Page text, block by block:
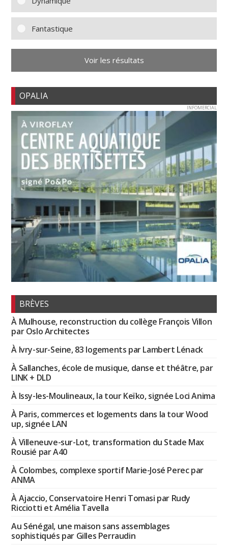
Fantastique
Voir les résultats
OPALIA
INFOMERCIAL
BRÈVES
À Mulhouse, reconstruction du collège François Villon
par Oslo Architectes
À Ivry-sur-Seine, 83 logements par Lambert Lénack
À Sallanches, école de musique, danse et théâtre, par
LINK + DLD
À Issy-les-Moulineaux, la tour Keïko, signée Loci Anima
À Paris, commerces et logements dans la tour Wood
up, signée LAN
À Villeneuve-sur-Lot, transformation du Stade Max
Rousié par A40
À Colombes, complexe sportif Marie-José Perec par
ANMA
À Ajaccio, Conservatoire Henri Tomasi par Rudy
Ricciotti et Amélia Tavella
Au Sénégal, une maison sans assemblages
sophistiqués par Gilles Perraudin